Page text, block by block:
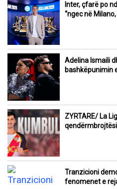
Inter, çfarë po
“ngec në
Adelina Ismaili
bashkëpunimin
ZYRTARE/ La
Tranzicioni
fenomenet e